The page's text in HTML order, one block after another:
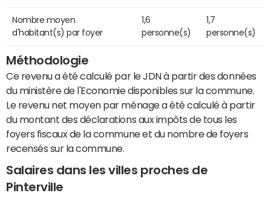
Nombre moyen
d'habitant(s) par foyer
1,6
personne(s)
1,7
personne(s)
Méthodologie
Ce revenu a été calculé par le JDN à partir des données
du ministère de l'Economie disponibles sur la commune.
Le revenu net moyen par ménage a été calculé à partir
du montant des déclarations aux impôts de tous les
foyers fiscaux de la commune et du nombre de foyers
recensés sur la commune.
Salaires dans les villes proches de
Pinterville